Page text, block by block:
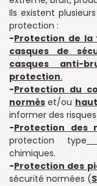
Ils existent
protection :
-Protection de la
casques de
casques anti-
protection.
-Protection du
normés et/ou
informer des
-Protection des
protection type
chimiques.
-Protection des
sécurité normées (